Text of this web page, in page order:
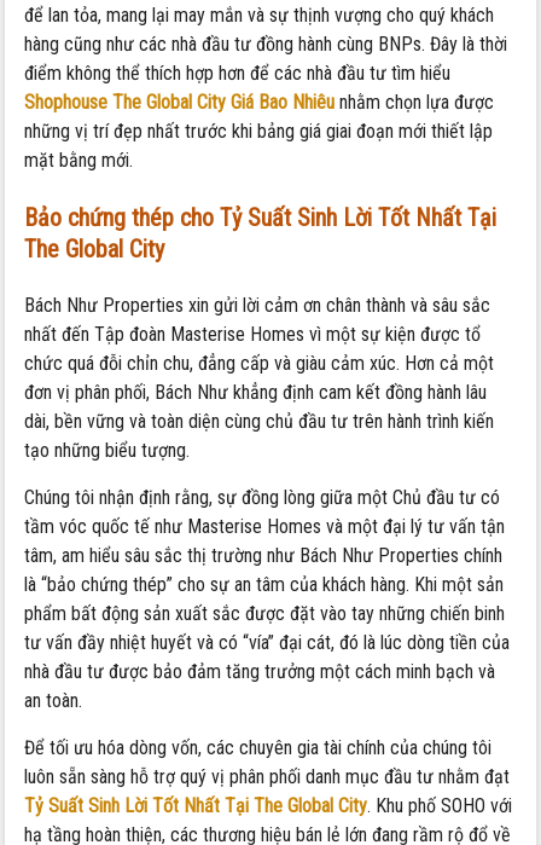
để lan tỏa, mang lại may mắn và sự thịnh vượng cho quý khách
hàng cũng như các nhà đầu tư đồng hành cùng BNPs. Đây là thời
điểm không thể thích hợp hơn để các nhà đầu tư tìm hiểu
Shophouse The Global City Giá Bao Nhiêu nhằm chọn lựa được
những vị trí đẹp nhất trước khi bảng giá giai đoạn mới thiết lập
mặt bằng mới.
Bảo chứng thép cho Tỷ Suất Sinh Lời Tốt Nhất Tại
The Global City
Bách Như Properties xin gửi lời cảm ơn chân thành và sâu sắc
nhất đến Tập đoàn Masterise Homes vì một sự kiện được tổ
chức quá đỗi chỉn chu, đẳng cấp và giàu cảm xúc. Hơn cả một
đơn vị phân phối, Bách Như khẳng định cam kết đồng hành lâu
dài, bền vững và toàn diện cùng chủ đầu tư trên hành trình kiến
tạo những biểu tượng.
Chúng tôi nhận định rằng, sự đồng lòng giữa một Chủ đầu tư có
tầm vóc quốc tế như Masterise Homes và một đại lý tư vấn tận
tâm, am hiểu sâu sắc thị trường như Bách Như Properties chính
là “bảo chứng thép” cho sự an tâm của khách hàng. Khi một sản
phẩm bất động sản xuất sắc được đặt vào tay những chiến binh
tư vấn đầy nhiệt huyết và có “vía” đại cát, đó là lúc dòng tiền của
nhà đầu tư được bảo đảm tăng trưởng một cách minh bạch và
an toàn.
Để tối ưu hóa dòng vốn, các chuyên gia tài chính của chúng tôi
luôn sẵn sàng hỗ trợ quý vị phân phối danh mục đầu tư nhằm đạt
Tỷ Suất Sinh Lời Tốt Nhất Tại The Global City. Khu phố SOHO với
hạ tầng hoàn thiện, các thương hiệu bán lẻ lớn đang rầm rộ đổ về